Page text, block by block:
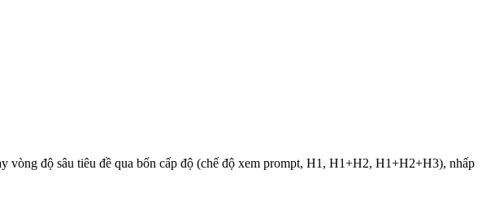
độ sâu tiêu đề qua bốn cấp độ (chế độ xem prompt, H1, H1+H2, H1+H2+H3), nhấp